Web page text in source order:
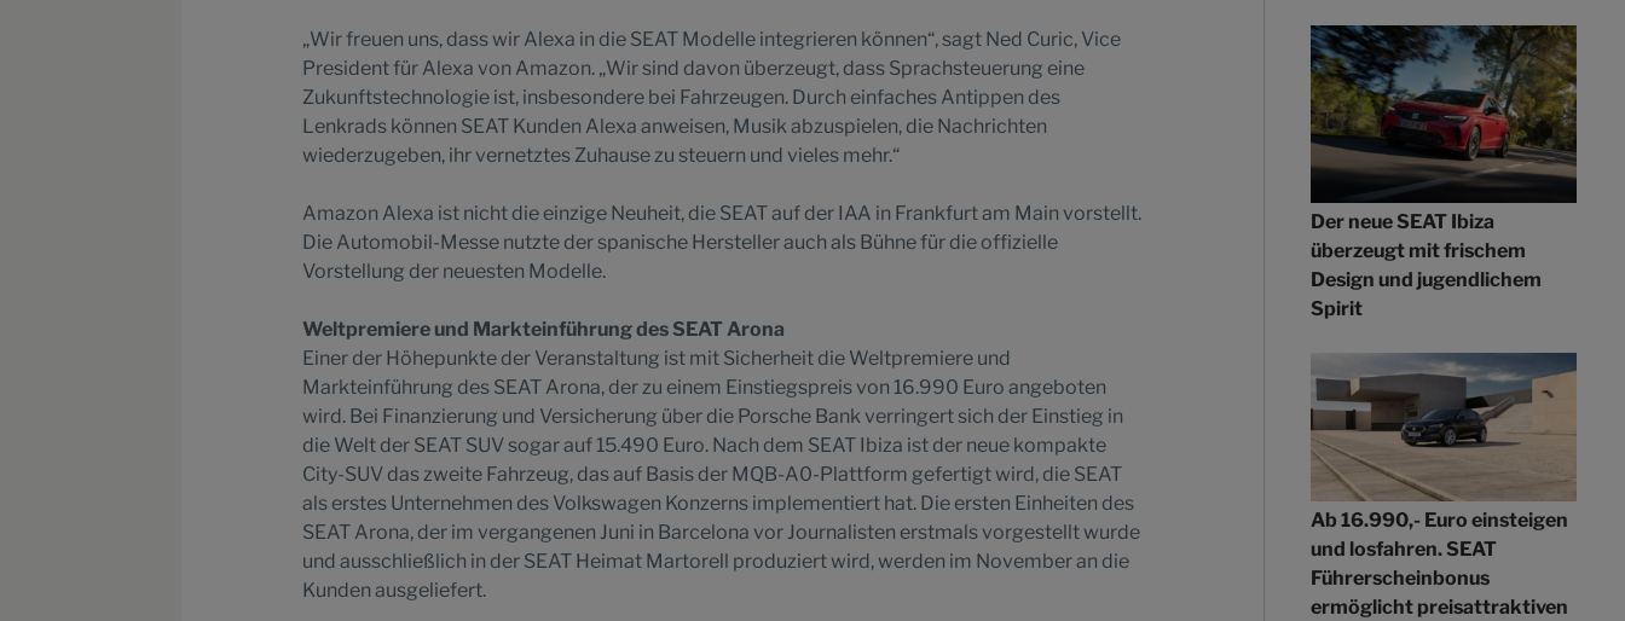
„Wir freuen uns, dass wir Alexa in die SEAT Modelle integrieren können“, sagt Ned Curic, Vice
President für Alexa von Amazon. „Wir sind davon überzeugt, dass Sprachsteuerung eine
Zukunftstechnologie ist, insbesondere bei Fahrzeugen. Durch einfaches Antippen des
Lenkrads können SEAT Kunden Alexa anweisen, Musik abzuspielen, die Nachrichten
wiederzugeben, ihr vernetztes Zuhause zu steuern und vieles mehr.“
Amazon Alexa ist nicht die einzige Neuheit, die SEAT auf der IAA in Frankfurt am Main vorstellt.
Die Automobil-Messe nutzte der spanische Hersteller auch als Bühne für die offizielle
Vorstellung der neuesten Modelle.
Weltpremiere und Markteinführung des SEAT Arona
Einer der Höhepunkte der Veranstaltung ist mit Sicherheit die Weltpremiere und
Markteinführung des SEAT Arona, der zu einem Einstiegspreis von 16.990 Euro angeboten
wird. Bei Finanzierung und Versicherung über die Porsche Bank verringert sich der Einstieg in
die Welt der SEAT SUV sogar auf 15.490 Euro. Nach dem SEAT Ibiza ist der neue kompakte
City-SUV das zweite Fahrzeug, das auf Basis der MQB-A0-Plattform gefertigt wird, die SEAT
als erstes Unternehmen des Volkswagen Konzerns implementiert hat. Die ersten Einheiten des
SEAT Arona, der im vergangenen Juni in Barcelona vor Journalisten erstmals vorgestellt wurde
und ausschließlich in der SEAT Heimat Martorell produziert wird, werden im November an die
Kunden ausgeliefert.
Der neue SEAT Ibiza
überzeugt mit frischem
Design und jugendlichem
Spirit
Ab 16.990,- Euro einsteigen
und losfahren. SEAT
Führerscheinbonus
ermöglicht preisattraktiven